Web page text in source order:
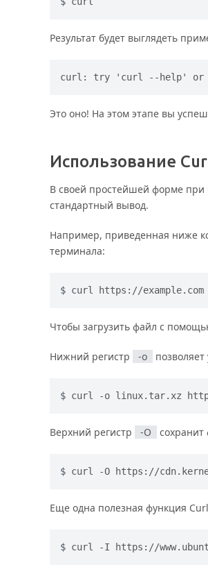
Результат будет выглядеть
Это оно! На этом этапе вы
Использование
В своей простейшей форме при
стандартный вывод.
Например, приведенная ниже
терминала:
curl https://example.com
Чтобы загрузить файл с
Нижний регистр -o
curl -o linux.tar.xz
Верхний регистр -O
curl -O https://
Еще одна полезная функция Curl
curl -I https://